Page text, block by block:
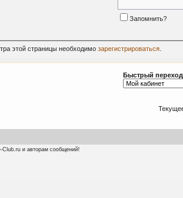
Запомнить?
этой страницы необходимо зарегистрироваться.
Быстрый переход
и авторам сообщений!
2009-2024